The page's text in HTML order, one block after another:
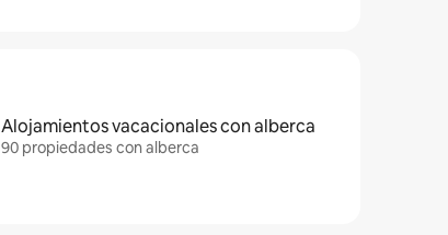
Alojamientos vacacionales con alberca
90 propiedades con alberca